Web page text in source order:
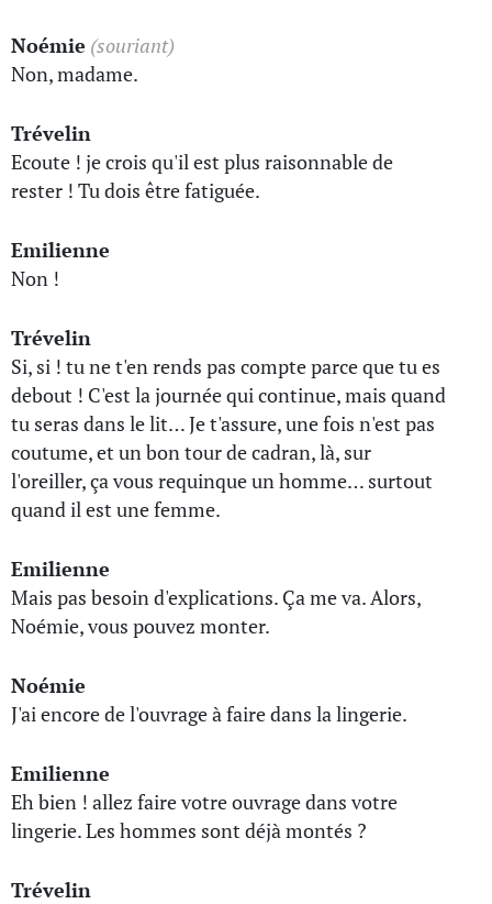
Noémie (souriant)
Non, madame.
Trévelin
Ecoute ! je crois qu'il est plus raisonnable de
rester ! Tu dois être fatiguée.
Emilienne
Non !
Trévelin
Si, si ! tu ne t'en rends pas compte parce que tu es
debout ! C'est la journée qui continue, mais quand
tu seras dans le lit… Je t'assure, une fois n'est pas
coutume, et un bon tour de cadran, là, sur
l'oreiller, ça vous requinque un homme… surtout
quand il est une femme.
Emilienne
Mais pas besoin d'explications. Ça me va. Alors,
Noémie, vous pouvez monter.
Noémie
J'ai encore de l'ouvrage à faire dans la lingerie.
Emilienne
Eh bien ! allez faire votre ouvrage dans votre
lingerie. Les hommes sont déjà montés ?
Trévelin